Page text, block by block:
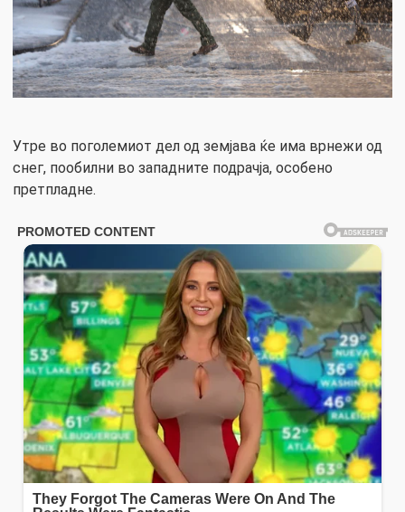
Утре во поголемиот дел од земјава ќе има врнежи од
снег, пообилни во западните подрачја, особено
претпладне.